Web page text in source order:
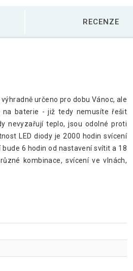
RECENZE
určeno pro dobu Vánoc, ale
na baterie - již tedy nemusíte řešit
nevyzařují teplo, jsou odolné proti
LED diody je 2000 hodin svícení
6 hodin od nastavení svítit a 18
kombinace, svícení ve vlnách,